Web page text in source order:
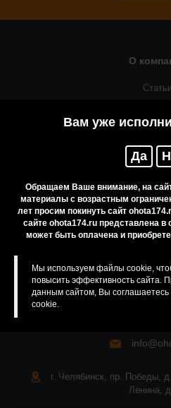
Вам уже
Да
Обращаем Ваше внимание, на
материалы с возрастным
лет просим покинуть сайт
сайте ohota174.ru представлена
может быть оплачена и
Мы используем файлы cookie,
повысить эффективность сайта.
данным сайтом, Вы
cookie.
О
Статьи
Приобретение
Карта
г. Челябинск, пр. Победы,
Ленина,